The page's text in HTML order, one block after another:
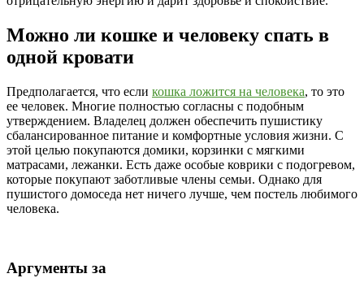
Можно ли кошке и человеку спать в
одной кровати
Предполагается, что если кошка ложится на человека, то это
ее человек. Многие полностью согласны с подобным
утверждением. Владелец должен обеспечить пушистику
сбалансированное питание и комфортные условия жизни. С
этой целью покупаются домики, корзинки с мягкими
матрасами, лежанки. Есть даже особые коврики с подогревом,
которые покупают заботливые члены семьи. Однако для
пушистого домоседа нет ничего лучше, чем постель любимого
человека.
Аргументы за